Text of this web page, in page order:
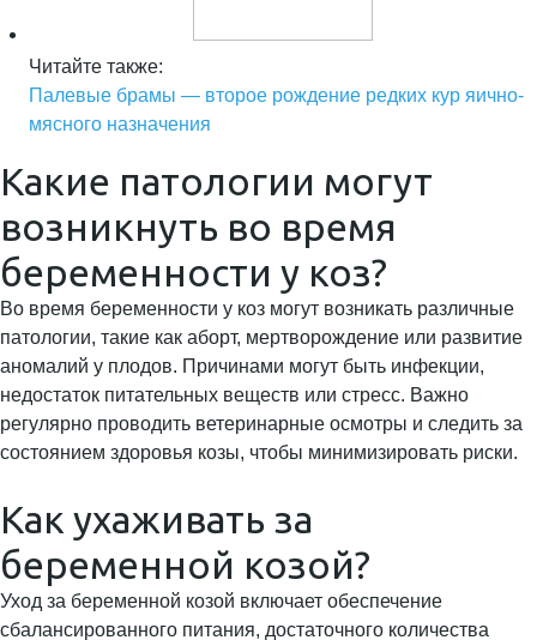
Читайте также:
Палевые брамы — второе рождение редких кур яично-
мясного назначения
Какие патологии могут
возникнуть во время
беременности у коз?
Во время беременности у коз могут возникать различные
патологии, такие как аборт, мертворождение или развитие
аномалий у плодов. Причинами могут быть инфекции,
недостаток питательных веществ или стресс. Важно
регулярно проводить ветеринарные осмотры и следить за
состоянием здоровья козы, чтобы минимизировать риски.
Как ухаживать за
беременной козой?
Уход за беременной козой включает обеспечение
сбалансированного питания, достаточного количества